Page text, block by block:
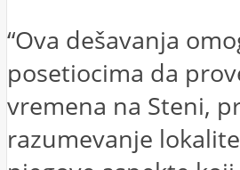
“Ova dešavanja
posetiocima da
vremena na Steni,
razumevanje